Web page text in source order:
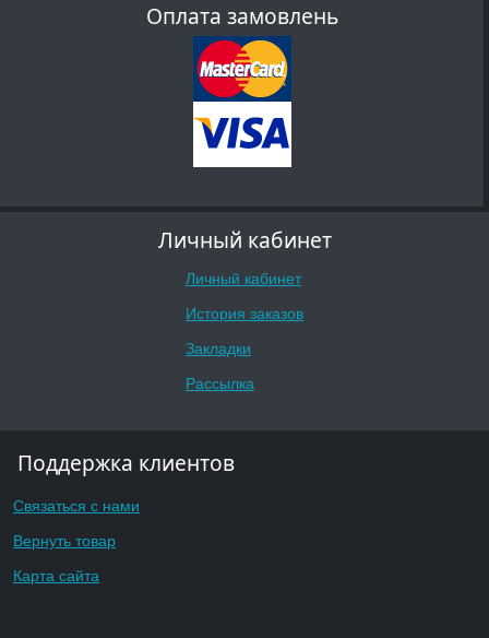
Оплата замовлень
Личный кабинет
Личный кабинет
История заказов
Закладки
Рассылка
Поддержка клиентов
Связаться с нами
Вернуть товар
Карта сайта